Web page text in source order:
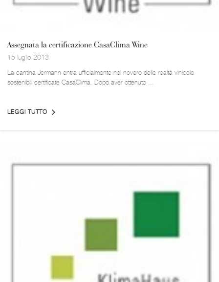
Assegnata la certificazione CasaClima Wine
15 luglio 2013
La cantina Jermann entra ufficialmente nel novero delle realtà vinicole
sostenibili certificate CasaClima. Dopo aver ottenuto ...
LEGGI TUTTO